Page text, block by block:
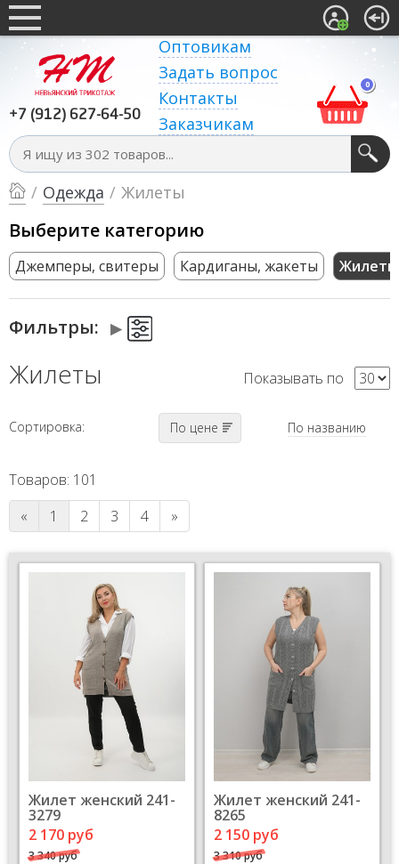
+7 (912) 627-64-50
Оптовикам
Задать вопрос
Контакты
Заказчикам
0
/ Одежда / Жилеты
Выберите категорию
Джемперы, свитеры Кардиганы, жакеты Жилеты
Фильтры:
Жилеты Показывать по
Сортировка: По цене По названию
Товаров: 101
«
1 2 3 4 »
Жилет женский 241-
3279
2 170 руб
3 340 руб
Жилет женский 241-
8265
2 150 руб
3 310 руб